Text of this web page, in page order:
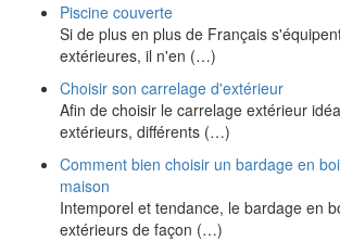
Piscine couverte
Si de plus en plus de Français
extérieures, il n'en (…)
Choisir son carrelage d'extérieur
Afin de choisir le carrelage extérieur
extérieurs, différents (…)
Comment bien choisir un bardage en
maison
Intemporel et tendance, le bardage en
extérieurs de façon (…)